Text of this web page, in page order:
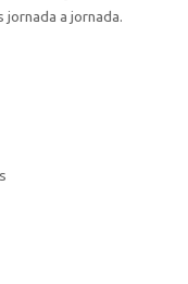
jornada a jornada.